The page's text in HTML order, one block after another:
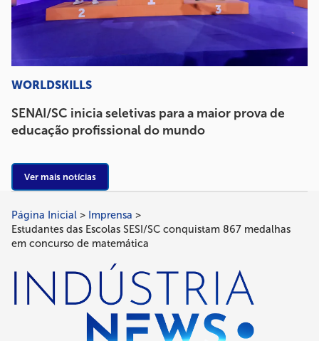
WORLDSKILLS
SENAI/SC inicia seletivas para a maior prova de
educação profissional do mundo
Ver mais notícias
Trilha
de
navegação
Página Inicial
Imprensa
Estudantes das Escolas SESI/SC conquistam 867 medalhas
em concurso de matemática